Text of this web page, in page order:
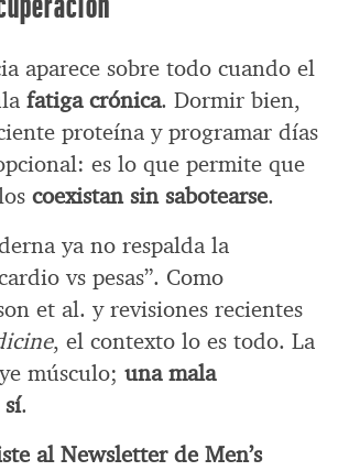
aparece sobre todo cuando el
fatiga crónica. Dormir bien,
proteína y programar días
es lo que permite que
coexistan sin sabotearse.
ya no respalda la
vs pesas”. Como
et al. y revisiones recientes
, el contexto lo es todo. La
músculo; una mala
.
al Newsletter de Men’s